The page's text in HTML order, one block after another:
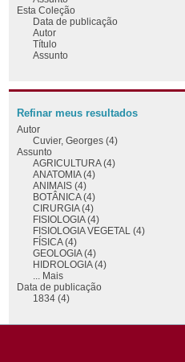
Esta Coleção
Data de publicação
Autor
Título
Assunto
Refinar meus resultados
Autor
Cuvier, Georges (4)
Assunto
AGRICULTURA (4)
ANATOMIA (4)
ANIMAIS (4)
BOTÂNICA (4)
CIRURGIA (4)
FISIOLOGIA (4)
FISIOLOGIA VEGETAL (4)
FÍSICA (4)
GEOLOGIA (4)
HIDROLOGIA (4)
... Mais
Data de publicação
1834 (4)